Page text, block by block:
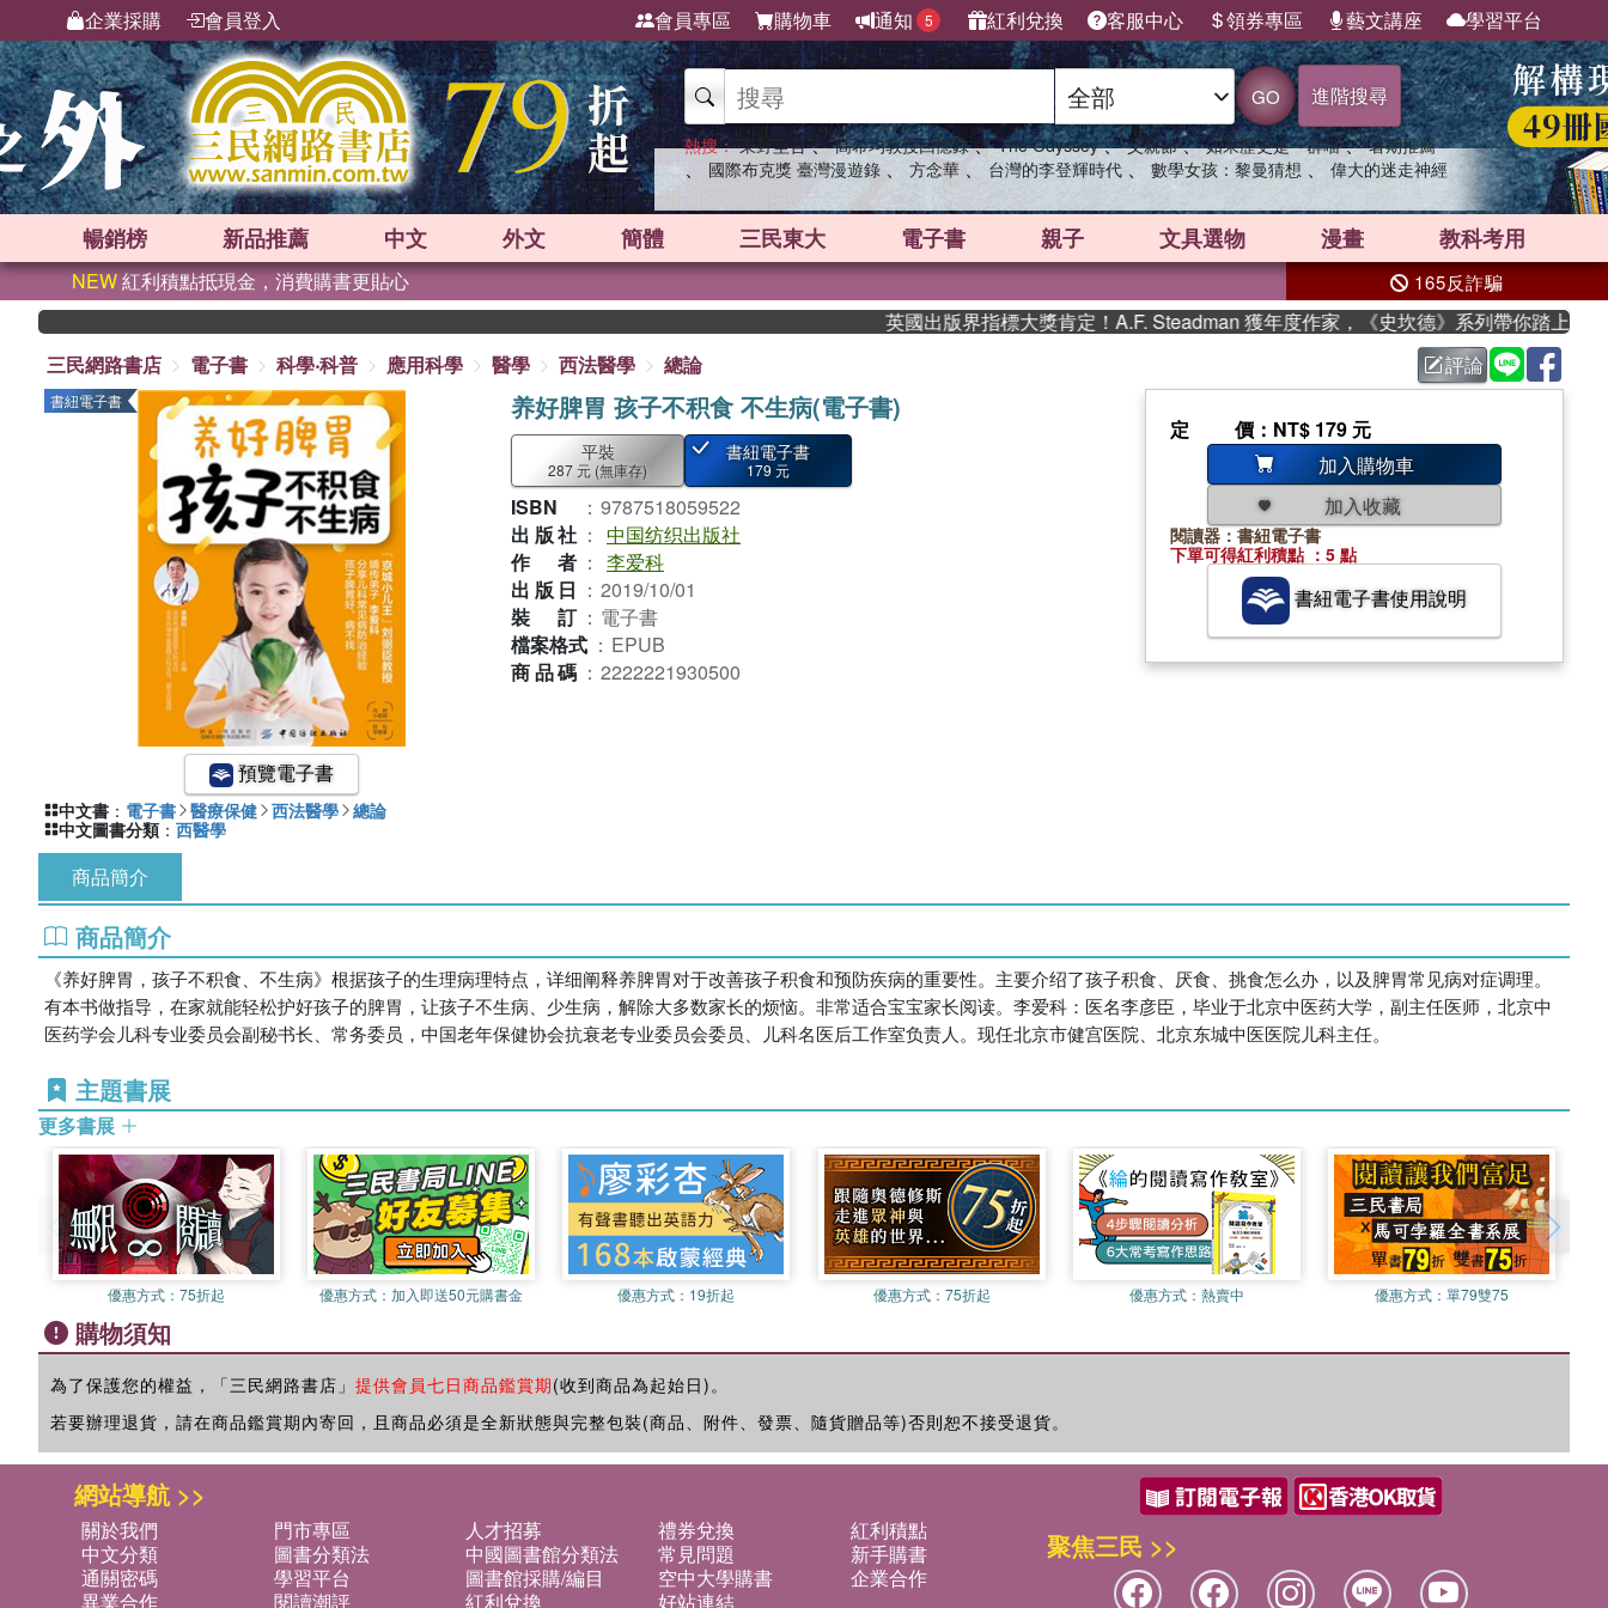
企業採購 會員登入 會員專區 購物車 通知 5 紅利兌換 客服中心 領券專區 藝文講座 學習平台
GO 進階搜尋
熱搜： 東野圭吾 、 高希均教授回憶錄 、 The Odyssey 、 父親節 、 如果歷史是一群喵 、 暑期推薦
、 國際布克獎 臺灣漫遊錄 、 方念華 、 台灣的李登輝時代 、 數學女孩：黎曼猜想 、 偉大的迷走神經
暢銷榜 新品推薦 中文 外文 簡體 三民東大 電子書 親子 文具選物 漫畫 教科考用
NEW紅利積點抵現金，消費購書更貼心 165反詐騙
英國出版界指標大獎肯定！A.F. Steadman 獲年度作家，《史坎德》系列帶你踏上熱血奇
三民網路書店
電子書 科學‧科普 應用科學 醫學 西法醫學 總論 評論
書紐電子書
預覽電子書
养好脾胃 孩子不积食 不生病(電子書)
平裝
287 元 (無庫存)
書紐電子書
179 元
ISBN ： 9787518059522
出版社 ： 中国纺织出版社
作者 ： 李爱科
出版日 ： 2019/10/01
裝訂 ： 電子書
檔案格式 ： EPUB
商品碼 ： 2222221930500
定價 ：NT$ 179 元
加入購物車
加入收藏
閱讀器：書紐電子書
下單可得紅利積點 ：5 點
書紐電子書使用說明
中文書 ： 電子書 醫療保健 西法醫學 總論
中文圖書分類 ： 西醫學
商品簡介
商品簡介
《养好脾胃，孩子不积食、不生病》根据孩子的生理病理特点，详细阐释养脾胃对于改善孩子积食和预防疾病的重要性。主要介绍了孩子积食、厌食、挑食怎么办，以及脾胃常见病对症调理。
有本书做指导，在家就能轻松护好孩子的脾胃，让孩子不生病、少生病，解除大多数家长的烦恼。非常适合宝宝家长阅读。李爱科：医名李彦臣，毕业于北京中医药大学，副主任医师，北京中
医药学会儿科专业委员会副秘书长、常务委员，中国老年保健协会抗衰老专业委员会委员、儿科名医后工作室负责人。现任北京市健宫医院、北京东城中医医院儿科主任。
主題書展
更多書展
優惠方式： 75折起 優惠方式： 加入即送50元購書金 優惠方式： 19折起 優惠方式： 75折起 優惠方式： 熱賣中 優惠方式：單79雙75
購物須知
為了保護您的權益，「三民網路書店」 提供會員七日商品鑑賞期(收到商品為起始日)。
若要辦理退貨，請在商品鑑賞期內寄回，且商品必須是全新狀態與完整包裝(商品、附件、發票、隨貨贈品等)否則恕不接受退貨。
網站導航 >>
關於我們 門市專區 人才招募 禮券兌換
紅利積點
中文分類
圖書分類法 中國圖書館分類法 常見問題
新手購書
通關密碼
學習平台 圖書館採購/編目 空中大學購書
企業合作
異業合作
閱讀潮評 紅利兌換 好站連結
聚焦三民 >>